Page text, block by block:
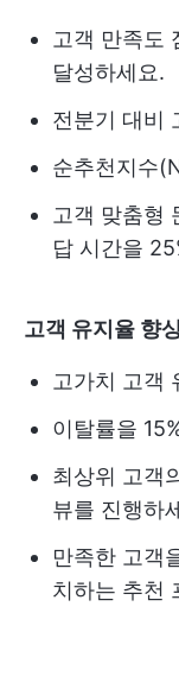
고객 만족도
달성하세요.
전분기 대비
순추천지수
고객 맞춤형
답 시간을
고객 유지율 향
고가치 고객
이탈률을
최상위 고객
뷰를 진행하
만족한 고객
치하는 추천